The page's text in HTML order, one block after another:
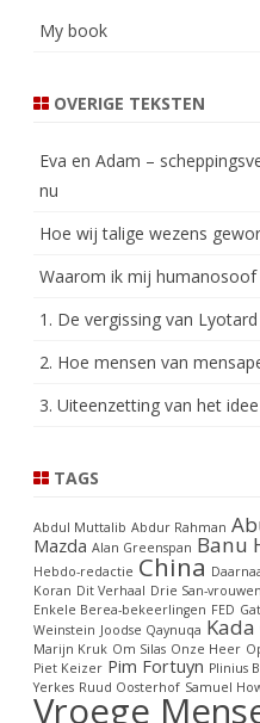
My book
OVERIGE TEKSTEN
Eva en Adam –
nu
Hoe wij talige wezens
Waarom ik mij
1. De vergissing van Lyotard
2. Hoe mensen van
3. Uiteenzetting van het idee
TAGS
Abdul Muttalib Abdur Rahman
Mazda Alan Greenspan Banu
Hebdo-redactie China
Koran Dit Verhaal Drie San-vrouwen
Enkele Berea-bekeerlingen FED
Weinstein Joodse Qaynuqa Kada
Marijn Kruk Om Silas Onze Heer
Piet Keizer Pim Fortuyn Plinius
Yerkes Ruud Oosterhof Samuel
Vroege